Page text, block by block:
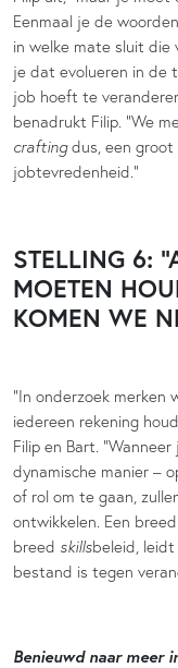
Eenmaal je de
in welke mate sluit die
je dat evolueren in de
job hoeft te
benadrukt Filip. “We
craftingdus, een groot
jobtevredenheid.”
STELLING 6:
MOETEN
KOMEN WE
“In onderzoek merken
iedereen rekening
Filip en Bart.
dynamische manier –
of rol om te gaan,
ontwikkelen. Een
breed skillsbeleid,
bestand is tegen
Benieuwd naar meer